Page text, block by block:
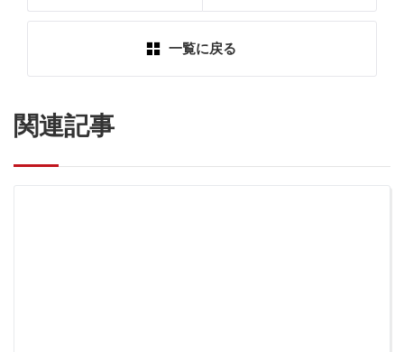
一覧に戻る
関連記事